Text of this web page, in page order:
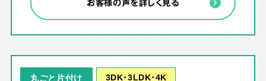
丸ごと片付け 3DK･3LDK･4K